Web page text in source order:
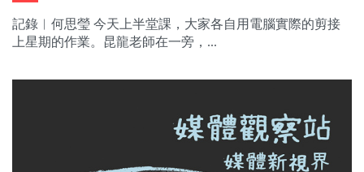
記錄︱何思瑩 今天上半堂課，大家各自用電腦實際的剪接
上星期的作業。昆龍老師在一旁，...